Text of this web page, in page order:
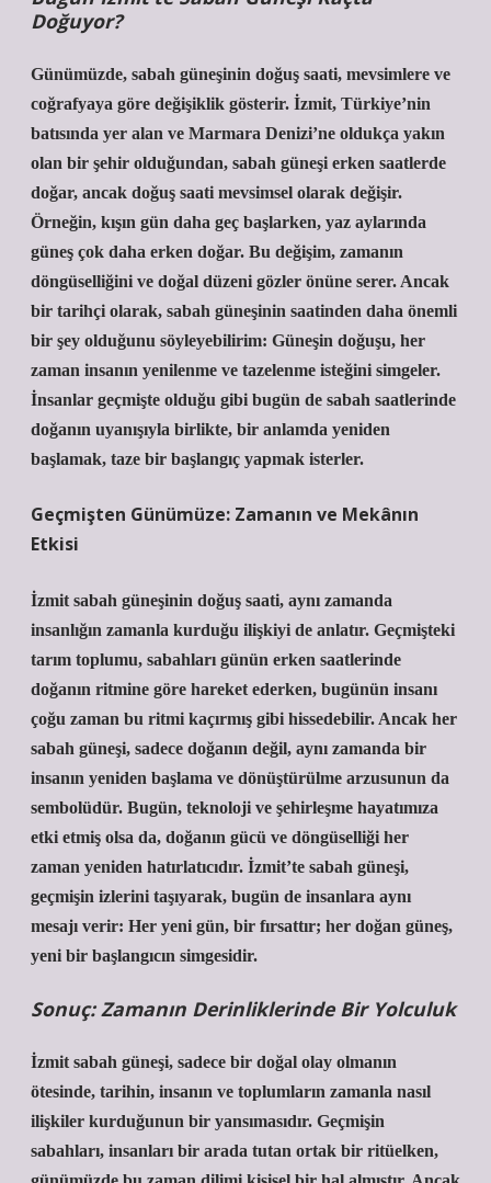
Doğuyor?
Günümüzde, sabah güneşinin doğuş saati, mevsimlere ve
coğrafyaya göre değişiklik gösterir. İzmit, Türkiye’nin
batısında yer alan ve Marmara Denizi’ne oldukça yakın
olan bir şehir olduğundan, sabah güneşi erken saatlerde
doğar, ancak doğuş saati mevsimsel olarak değişir.
Örneğin, kışın gün daha geç başlarken, yaz aylarında
güneş çok daha erken doğar. Bu değişim, zamanın
döngüselliğini ve doğal düzeni gözler önüne serer. Ancak
bir tarihçi olarak, sabah güneşinin saatinden daha önemli
bir şey olduğunu söyleyebilirim: Güneşin doğuşu, her
zaman insanın yenilenme ve tazelenme isteğini simgeler.
İnsanlar geçmişte olduğu gibi bugün de sabah saatlerinde
doğanın uyanışıyla birlikte, bir anlamda yeniden
başlamak, taze bir başlangıç yapmak isterler.
Geçmişten Günümüze: Zamanın ve Mekânın
Etkisi
İzmit sabah güneşinin doğuş saati, aynı zamanda
insanlığın zamanla kurduğu ilişkiyi de anlatır. Geçmişteki
tarım toplumu, sabahları günün erken saatlerinde
doğanın ritmine göre hareket ederken, bugünün insanı
çoğu zaman bu ritmi kaçırmış gibi hissedebilir. Ancak her
sabah güneşi, sadece doğanın değil, aynı zamanda bir
insanın yeniden başlama ve dönüştürülme arzusunun da
sembolüdür. Bugün, teknoloji ve şehirleşme hayatımıza
etki etmiş olsa da, doğanın gücü ve döngüselliği her
zaman yeniden hatırlatıcıdır. İzmit’te sabah güneşi,
geçmişin izlerini taşıyarak, bugün de insanlara aynı
mesajı verir: Her yeni gün, bir fırsattır; her doğan güneş,
yeni bir başlangıcın simgesidir.
Sonuç: Zamanın Derinliklerinde Bir Yolculuk
İzmit sabah güneşi, sadece bir doğal olay olmanın
ötesinde, tarihin, insanın ve toplumların zamanla nasıl
ilişkiler kurduğunun bir yansımasıdır. Geçmişin
sabahları, insanları bir arada tutan ortak bir ritüelken,